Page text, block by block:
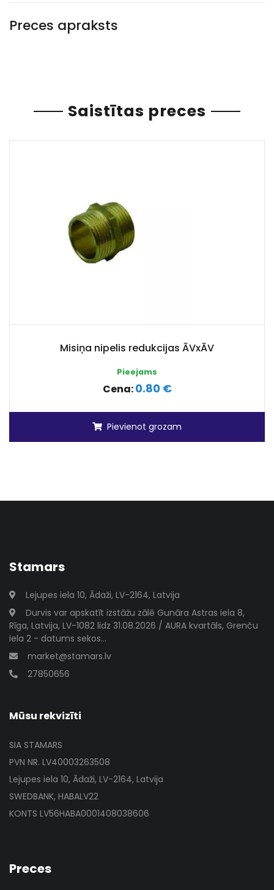
Preces apraksts
Saistītas preces
Misiņa nipelis redukcijas ĀVxĀV
Pieejams
Cena:0.80 €
Pievienot grozam
Stamars
Lejupes iela 10, Ādaži, LV-2164, Latvija
Durvis var apskatīt izstāžu zālē Gunāra Astras iela 8,
Rīga, Latvija, LV-1082 lidz 31.08.2026 / AURA kvartāls, Grenču
iela 2 - datums sekos...
market@stamars.lv
27850656
Mūsu rekvizīti
SIA STAMARS
PVN NR. LV40003263508
Lejupes iela 10, Ādaži, LV-2164, Latvija
SWEDBANK, HABALV22
KONTS LV56HABA0001408038606
Preces